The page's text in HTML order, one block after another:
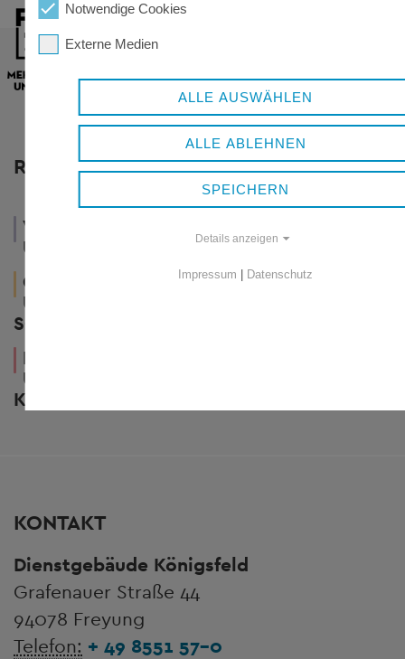
RESSORTS
VERWALTUNG
UND POLITIK
WIRTSCHAFT
TOURISMUS
GESUNDHEIT
UND
SOZIALES
LEBEN
KUNST
UND
KULTUR
KONTAKT
Dienstgebäude Königsfeld
Grafenauer Straße 44
94078 Freyung
Telefon: + 49 8551 57-0
Notwendige Cookies
Externe Medien
ALLE AUSWÄHLEN
ALLE ABLEHNEN
SPEICHERN
Details anzeigen
Impressum Datenschutz